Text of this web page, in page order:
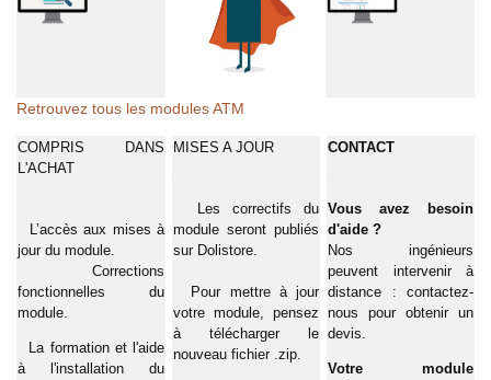
Retrouvez tous les modules ATM
COMPRIS DANS
L'ACHAT
L’accès aux mises à
jour du module.
Corrections
fonctionnelles du
module.
La formation et l'aide
à l'installation du
MISES A JOUR
Les correctifs du
module seront publiés
sur Dolistore.
Pour mettre à jour
votre module, pensez
à télécharger le
nouveau fichier .zip.
CONTACT
Vous avez besoin
d'aide ?
Nos ingénieurs
peuvent intervenir à
distance : contactez-
nous pour obtenir un
devis.
Votre module